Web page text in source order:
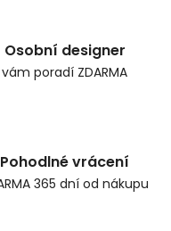
Osobní designer
vám poradí ZDARMA
Pohodlné vrácení
365 dní od nákupu